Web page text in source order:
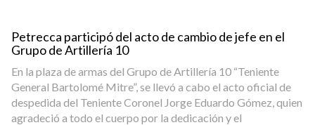
Petrecca participó del acto de cambio de jefe en el
Grupo de Artillería 10
En la plaza de armas del Grupo de Artillería 10 “Teniente
General Bartolomé Mitre”, se llevó a cabo el acto oficial de
despedida del Teniente Coronel Jorge Eduardo Gómez, quien
agradeció a todo el cuerpo por la dedicación y el